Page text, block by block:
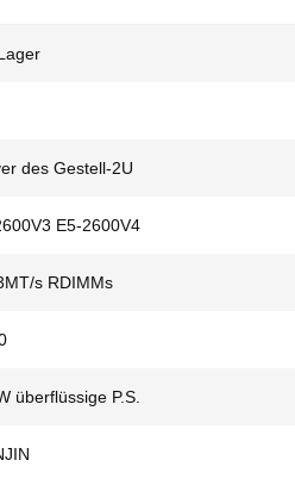
des Gestell-2U
E5-2600V4
s RDIMMs
überflüssige P.S.